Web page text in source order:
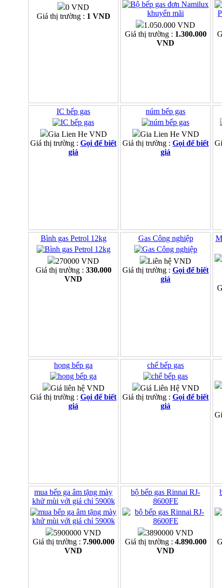
0 VND
Giá thị trường : 1 VND
1.050.000 VND
Giá thị trường : 1.300.000
VND
IC bếp gas
Gia Lien He VND
Giá thị trường : Gọi để biết
giá
núm bếp gas
Gia Lien He VND
Giá thị trường : Gọi để biết
giá
Bình gas Petrol 12kg
270000 VND
Giá thị trường : 330.000
VND
Gas Công nghiệp
Liên hệ VND
Giá thị trường : Gọi để biết
giá
họng bếp ga
Giá liên hệ VND
Giá thị trường : Gọi để biết
giá
chế bếp gas
Giá Liên Hệ VND
Giá thị trường : Gọi để biết
giá
mua bếp ga âm tặng mày
khử mùi với giá chỉ 5900k
5900000 VND
Giá thị trường : 7.900.000
VND
bộ bếp gas Rinnai RJ-
8600FE
3890000 VND
Giá thị trường : 4.890.000
VND